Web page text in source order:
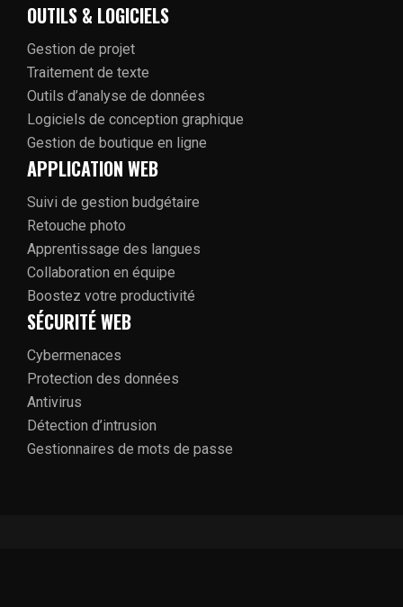
OUTILS & LOGICIELS
Gestion de projet
Traitement de texte
Outils d’analyse de données
Logiciels de conception graphique
Gestion de boutique en ligne
APPLICATION WEB
Suivi de gestion budgétaire
Retouche photo
Apprentissage des langues
Collaboration en équipe
Boostez votre productivité
SÉCURITÉ WEB
Cybermenaces
Protection des données
Antivirus
Détection d’intrusion
Gestionnaires de mots de passe